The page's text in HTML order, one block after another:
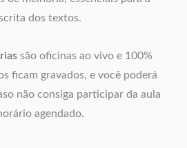
dos textos.
são oficinas ao vivo e 100%
ficam gravados, e você poderá
não consiga participar da aula
agendado.